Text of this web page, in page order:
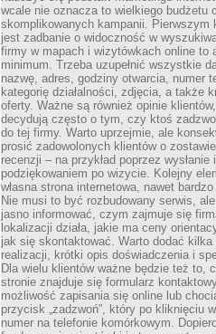
wcale nie oznacza to wielkiego budżetu
skomplikowanych kampanii. Pierwszym
jest zadbanie o widoczność w
firmy w mapach i wizytówkach online to
minimum. Trzeba uzupełnić wszystkie
nazwę, adres, godziny otwarcia, numer
kategorię działalności, zdjęcia, a także
oferty. Ważne są również opinie
decydują często o tym, czy ktoś
do tej firmy. Warto uprzejmie, ale
prosić zadowolonych klientów o
recenzji – na przykład poprzez wysłanie
podziękowaniem po wizycie. Kolejny
własna strona internetowa, nawet
Nie musi to być rozbudowany serwis,
jasno informować, czym zajmuje się
lokalizacji działa, jakie ma ceny
jak się skontaktować. Warto dodać kilka
realizacji, krótki opis doświadczenia i
Dla wielu klientów ważne będzie też to,
stronie znajduje się formularz
możliwość zapisania się online lub
przycisk „zadzwoń”, który po kliknięciu
numer na telefonie komórkowym.